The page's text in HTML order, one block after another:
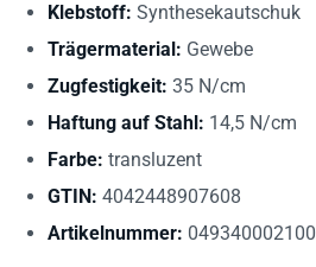
Klebstoff: Synthesekautschuk
Trägermaterial: Gewebe
Zugfestigkeit: 35 N/cm
Haftung auf Stahl: 14,5 N/cm
Farbe: transluzent
GTIN: 4042448907608
Artikelnummer: 049340002100